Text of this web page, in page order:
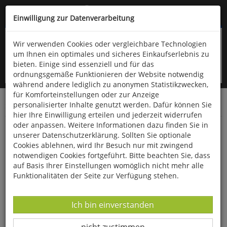
Kompletten Head der Seite überspringen
oder (06766) 9323-960
Startseite Bücher Reisen & Länderkunde
Meine Lieblings-Alpe für Senioren - Allgäu
Einwilligung zur Datenverarbeitung
Wir verwenden Cookies oder vergleichbare Technologien
um Ihnen ein optimales und sicheres Einkaufserlebnis zu
bieten. Einige sind essenziell und für das
ordnungsgemäße Funktionieren der Website notwendig
während andere lediglich zu anonymen Statistikzwecken,
für Komforteinstellungen oder zur Anzeige
personalisierter Inhalte genutzt werden. Dafür können Sie
hier Ihre Einwilligung erteilen und jederzeit widerrufen
oder anpassen. Weitere Informationen dazu finden Sie in
unserer Datenschutzerklärung. Sollten Sie optionale
Cookies ablehnen, wird Ihr Besuch nur mit zwingend
notwendigen Cookies fortgeführt. Bitte beachten Sie, dass
auf Basis Ihrer Einstellungen womöglich nicht mehr alle
Funktionalitäten der Seite zur Verfügung stehen.
Datenverarbeitung -
Ich bin einverstanden